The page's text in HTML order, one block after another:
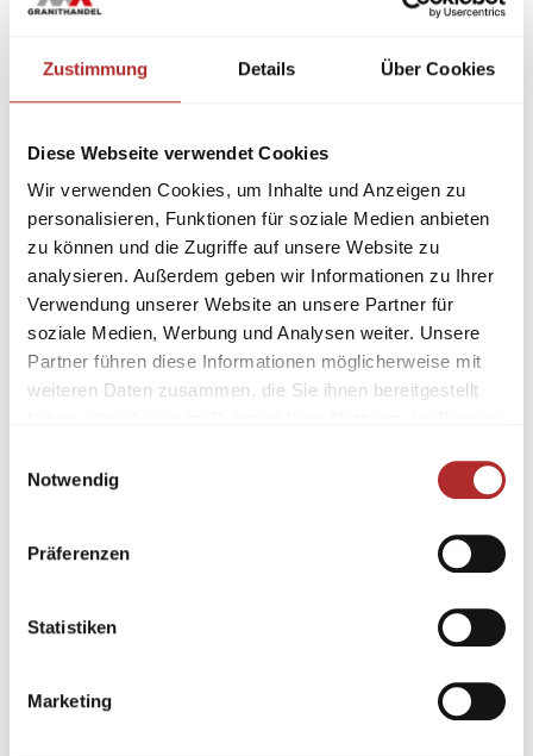
Zustimmung Details Über Cookies
Diese Webseite verwendet Cookies
Wir verwenden Cookies, um Inhalte und Anzeigen zu
personalisieren, Funktionen für soziale Medien anbieten
zu können und die Zugriffe auf unsere Website zu
analysieren. Außerdem geben wir Informationen zu Ihrer
Verwendung unserer Website an unsere Partner für
soziale Medien, Werbung und Analysen weiter. Unsere
Partner führen diese Informationen möglicherweise mit
weiteren Daten zusammen, die Sie ihnen bereitgestellt
Notwendig
Präferenzen
Statistiken
Marketing